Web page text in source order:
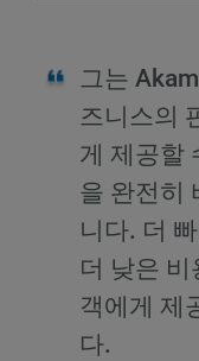
그는
즈니스의
게 제공할
을 완전히
니다. 더
더 낮은
객에게 제
다.